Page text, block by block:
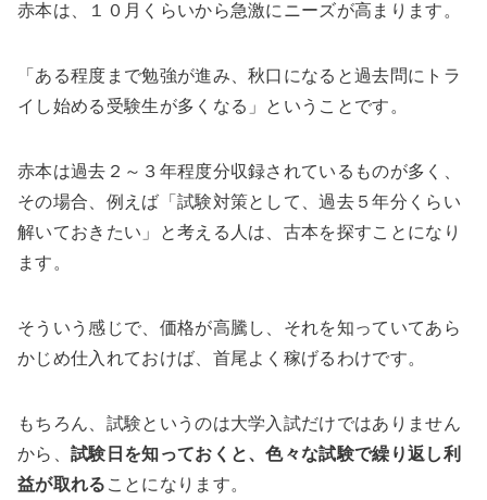
赤本は、１０月くらいから急激にニーズが高まります。
「ある程度まで勉強が進み、秋口になると過去問にトラ
イし始める受験生が多くなる」ということです。
赤本は過去２～３年程度分収録されているものが多く、
その場合、例えば「試験対策として、過去５年分くらい
解いておきたい」と考える人は、古本を探すことになり
ます。
そういう感じで、価格が高騰し、それを知っていてあら
かじめ仕入れておけば、首尾よく稼げるわけです。
もちろん、試験というのは大学入試だけではありません
から、 試験日を知っておくと、色々な試験で繰り返し利
益が取れる ことになります。